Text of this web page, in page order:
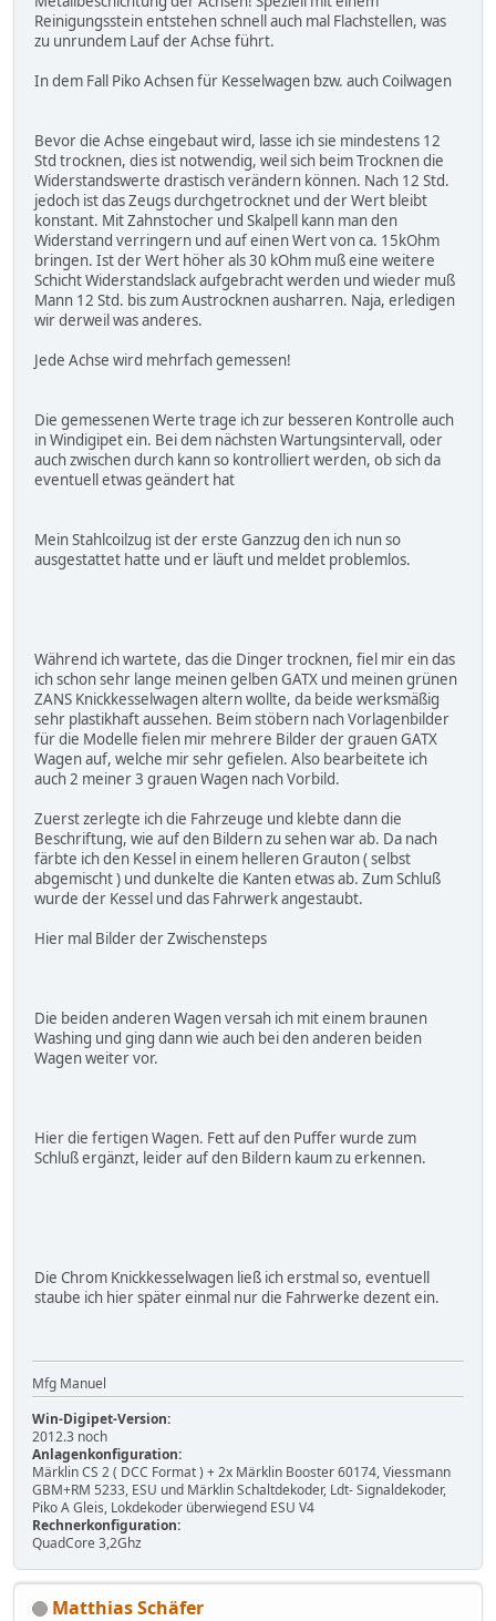
Reinigungsstein entstehen schnell auch mal Flachstellen, was
zu unrundem Lauf der Achse führt.
In dem Fall Piko Achsen für Kesselwagen bzw. auch Coilwagen
Bevor die Achse eingebaut wird, lasse ich sie mindestens 12
Std trocknen, dies ist notwendig, weil sich beim Trocknen die
Widerstandswerte drastisch verändern können. Nach 12 Std.
jedoch ist das Zeugs durchgetrocknet und der Wert bleibt
konstant. Mit Zahnstocher und Skalpell kann man den
Widerstand verringern und auf einen Wert von ca. 15kOhm
bringen. Ist der Wert höher als 30 kOhm muß eine weitere
Schicht Widerstandslack aufgebracht werden und wieder muß
Mann 12 Std. bis zum Austrocknen ausharren. Naja, erledigen
wir derweil was anderes.
Jede Achse wird mehrfach gemessen!
Die gemessenen Werte trage ich zur besseren Kontrolle auch
in Windigipet ein. Bei dem nächsten Wartungsintervall, oder
auch zwischen durch kann so kontrolliert werden, ob sich da
eventuell etwas geändert hat
Mein Stahlcoilzug ist der erste Ganzzug den ich nun so
ausgestattet hatte und er läuft und meldet problemlos.
Während ich wartete, das die Dinger trocknen, fiel mir ein das
ich schon sehr lange meinen gelben GATX und meinen grünen
ZANS Knickkesselwagen altern wollte, da beide werksmäßig
sehr plastikhaft aussehen. Beim stöbern nach Vorlagenbilder
für die Modelle fielen mir mehrere Bilder der grauen GATX
Wagen auf, welche mir sehr gefielen. Also bearbeitete ich
auch 2 meiner 3 grauen Wagen nach Vorbild.
Zuerst zerlegte ich die Fahrzeuge und klebte dann die
Beschriftung, wie auf den Bildern zu sehen war ab. Da nach
färbte ich den Kessel in einem helleren Grauton ( selbst
abgemischt ) und dunkelte die Kanten etwas ab. Zum Schluß
wurde der Kessel und das Fahrwerk angestaubt.
Hier mal Bilder der Zwischensteps
Die beiden anderen Wagen versah ich mit einem braunen
Washing und ging dann wie auch bei den anderen beiden
Wagen weiter vor.
Hier die fertigen Wagen. Fett auf den Puffer wurde zum
Schluß ergänzt, leider auf den Bildern kaum zu erkennen.
Die Chrom Knickkesselwagen ließ ich erstmal so, eventuell
staube ich hier später einmal nur die Fahrwerke dezent ein.
Mfg Manuel
Win-Digipet-Version:
2012.3 noch
Anlagenkonfiguration:
Märklin CS 2 ( DCC Format ) + 2x Märklin Booster 60174, Viessmann
GBM+RM 5233, ESU und Märklin Schaltdekoder, Ldt- Signaldekoder,
Piko A Gleis, Lokdekoder überwiegend ESU V4
Rechnerkonfiguration:
QuadCore 3,2Ghz
Matthias Schäfer